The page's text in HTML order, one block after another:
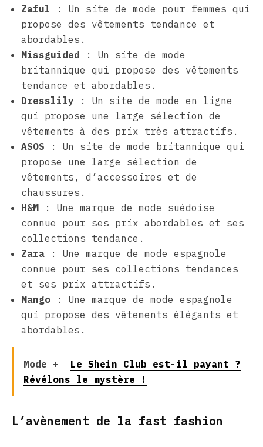
Zaful : Un site de mode pour femmes qui
propose des vêtements tendance et
abordables.
Missguided : Un site de mode
britannique qui propose des vêtements
tendance et abordables.
Dresslily : Un site de mode en ligne
qui propose une large sélection de
vêtements à des prix très attractifs.
ASOS : Un site de mode britannique qui
propose une large sélection de
vêtements, d’accessoires et de
chaussures.
H&M : Une marque de mode suédoise
connue pour ses prix abordables et ses
collections tendance.
Zara : Une marque de mode espagnole
connue pour ses collections tendances
et ses prix attractifs.
Mango : Une marque de mode espagnole
qui propose des vêtements élégants et
abordables.
Mode +
Le Shein Club est-il payant ?
Révélons le mystère !
L’avènement de la fast fashion